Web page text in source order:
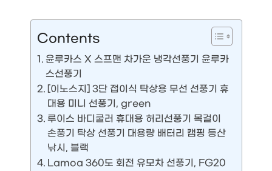
Contents
윤루카스 X 스프맨 차가운 냉각선풍기 윤루카
스선풍기
[이노스지] 3단 접이식 탁상용 무선 선풍기 휴
대용 미니 선풍기, green
루이스 바디쿨러 휴대용 허리선풍기 목걸이
손풍기 탁상 선풍기 대용량 배터리 캠핑 등산
낚시, 블랙
Lamoa 360도 회전 유모차 선풍기, FG20